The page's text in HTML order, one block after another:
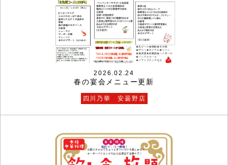
2026.02.24
春の宴会メニュー更新
四川乃華 安曇野店